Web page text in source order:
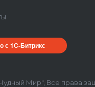
с 1С-Битрикс
Мир", Все права